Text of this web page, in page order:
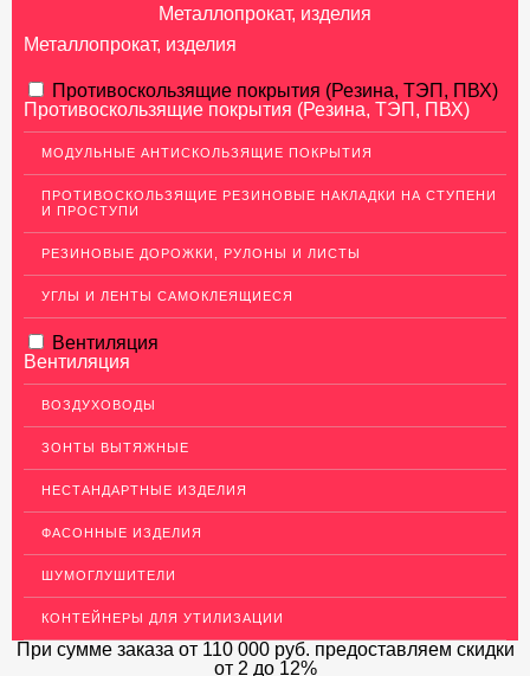
Металлопрокат, изделия
Металлопрокат, изделия
АЛЮМИНИЕВЫЙ ПРОКАТ
НЕРЖАВЕЮЩАЯ СТАЛЬ
Нержавеющие листы
Уголки из нержавеющей стали
Полоса из нержавейки
Нержавеющие трубы
ПВЛ-листы
Сетка из нержавейки
МЕДНЫЙ ПРОКАТ
ЛАТУННЫЙ ПРОКАТ
ДЕКОР НЕРЖАВЕЙКА
ОГРАЖДЕНИЯ ДЛЯ ЛЕСТНИЦ
ЭЛЕКТРОДЫ
Противоскользящие покрытия (Резина, ТЭП, ПВХ)
Противоскользящие покрытия (Резина, ТЭП, ПВХ)
МОДУЛЬНЫЕ АНТИСКОЛЬЗЯЩИЕ ПОКРЫТИЯ
ПРОТИВОСКОЛЬЗЯЩИЕ РЕЗИНОВЫЕ НАКЛАДКИ НА СТУПЕНИ
И ПРОСТУПИ
РЕЗИНОВЫЕ ДОРОЖКИ, РУЛОНЫ И ЛИСТЫ
УГЛЫ И ЛЕНТЫ САМОКЛЕЯЩИЕСЯ
Вентиляция
Вентиляция
ВОЗДУХОВОДЫ
ЗОНТЫ ВЫТЯЖНЫЕ
НЕСТАНДАРТНЫЕ ИЗДЕЛИЯ
ФАСОННЫЕ ИЗДЕЛИЯ
ШУМОГЛУШИТЕЛИ
КОНТЕЙНЕРЫ ДЛЯ УТИЛИЗАЦИИ
При сумме заказа от 110 000 руб. предоставляем скидки
от 2 до 12%